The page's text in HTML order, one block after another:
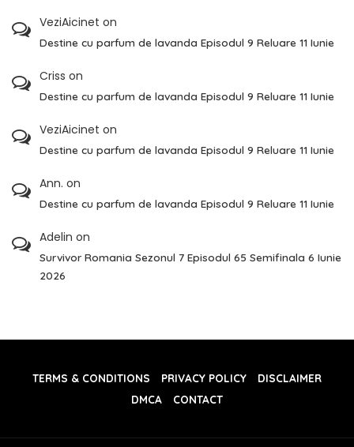
VeziAicinet on
Destine cu parfum de lavanda Episodul 9 Reluare 11 Iunie
Criss on
Destine cu parfum de lavanda Episodul 9 Reluare 11 Iunie
VeziAicinet on
Destine cu parfum de lavanda Episodul 9 Reluare 11 Iunie
Ann. on
Destine cu parfum de lavanda Episodul 9 Reluare 11 Iunie
Adelin on
Survivor Romania Sezonul 7 Episodul 65 Semifinala 6 Iunie
2026
TERMS & CONDITIONS PRIVACY POLICY
DISCLAIMER
DMCA
CONTACT